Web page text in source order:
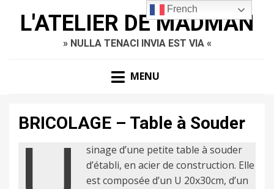
L'ATELIER DE MADMAN
» NULLA TENACI INVIA EST VIA «
MENU
BRICOLAGE – Table à Souder
sinage d’une petite table à souder
d’établi, en acier de construction. Elle
est composée d’un U 20x30cm, d’un
French